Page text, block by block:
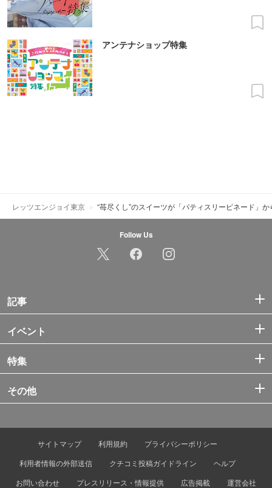
アンテナショップ特集
レッツエンジョイ東京 “苺尽くし”のスイーツが「パティスリーピネード」
Follow Us
記事
イベント
特集
その他
サイトマップ 利用規約
プライバシーポリシー
利用者情報の外部送信
クチコミ投稿ガイドライン
ヘルプ
お問い合わせ
プレスリリース・情報提供 広告掲載 運営会社